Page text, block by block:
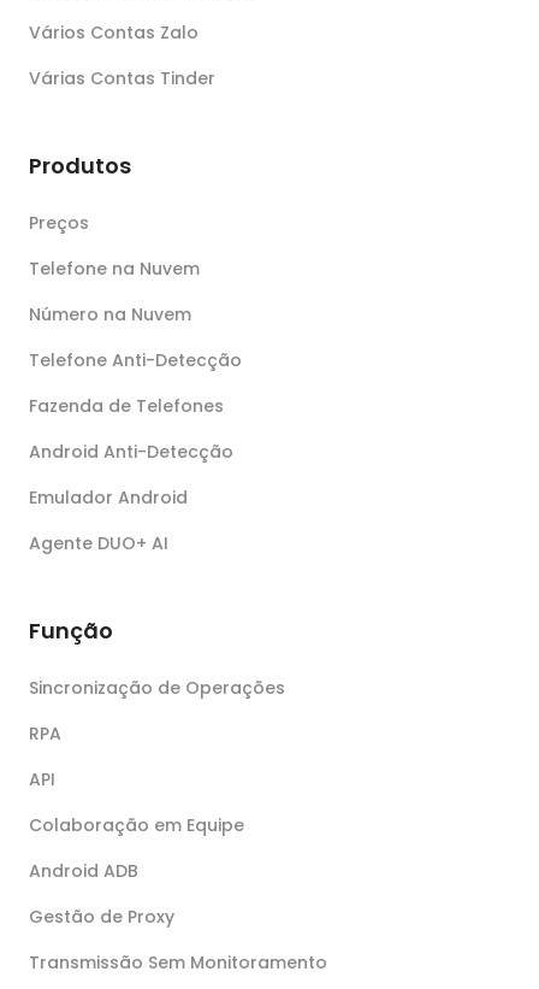
Vários Contas Zalo
Várias Contas Tinder
Produtos
Preços
Telefone na Nuvem
Número na Nuvem
Telefone Anti-Detecção
Fazenda de Telefones
Android Anti-Detecção
Emulador Android
Agente DUO+ AI
Função
Sincronização de Operações
RPA
API
Colaboração em Equipe
Android ADB
Gestão de Proxy
Transmissão Sem Monitoramento